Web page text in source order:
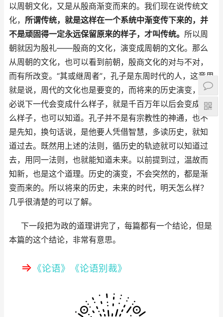
以周朝文化，又是从殷商渐变而来的。我们现在说传统文
化， 所谓传统，就是这样在一个系统中渐变传下来的，并
不是顽固得一定永远保留原来的样子，才叫传统。 所以周
朝就因为殷礼——殷商的文化，演变成周朝的文化。那么
从周朝的文化，也可以看到前朝，殷商文化的对与不对，
而有所改变。“其或继周者”，孔子是东周时代的人，这意思
就是说，周代的文化也是要变的，而将来的历史演变，不
必说下一代会变成什么样子，就是千百万年以后会变成什
么样子，也可以知道。孔子并不是有宗教性的神通，也不
是先知，换句话说，是他要人凭借智慧，多读历史，就知
道过去。既然用上述的法则，循历史的轨迹就可以知道过
去，用同一法则，也就能知道未来。以前提到过，温故而
知新，也是这个道理。历史的演变，不会突然的，都是渐
变而来的。所以将来的历史，未来的时代，明天怎么样？
几乎很清楚的可以了解。
下一段把为政的道理讲完了，每篇都有一个结论，但是
本篇的这个结论，非常有意思。
⇒ 《论语》 《论语别裁》